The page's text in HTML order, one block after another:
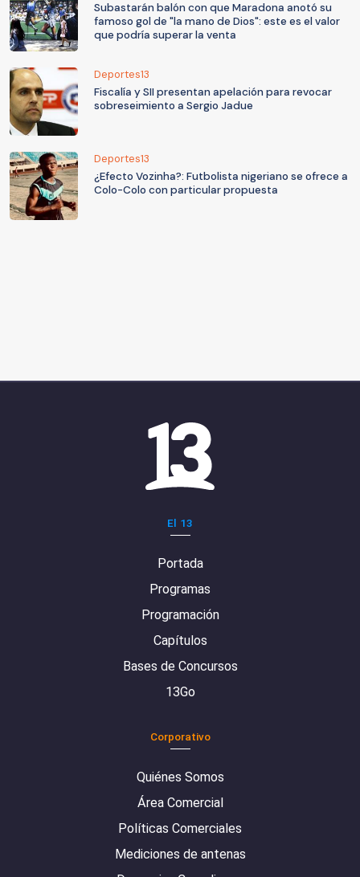
Subastarán balón con que Maradona anotó su
famoso gol de "la mano de Dios": este es el valor
que podría superar la venta
Deportes13
Fiscalía y SII presentan apelación para revocar
sobreseimiento a Sergio Jadue
Deportes13
¿Efecto Vozinha?: Futbolista nigeriano se ofrece a
Colo-Colo con particular propuesta
El 13
Portada
Programas
Programación
Capítulos
Bases de Concursos
13Go
Corporativo
Quiénes Somos
Área Comercial
Políticas Comerciales
Mediciones de antenas